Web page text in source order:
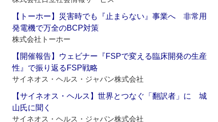
【トーホー】災害時でも『止まらない』事業へ 非常用
発電機で万全のBCP対策
株式会社トーホー
【開催報告】ウェビナー『FSPで変える臨床開発の生産
性』で振り返るFSP戦略
サイネオス・ヘルス・ジャパン株式会社
【サイネオス・ヘルス】世界とつなぐ「翻訳者」に 城
山氏に聞く
サイネオス・ヘルス・ジャパン株式会社